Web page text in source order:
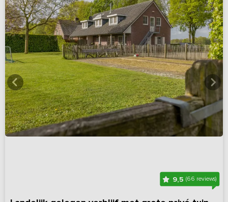
9,5 (66 reviews)